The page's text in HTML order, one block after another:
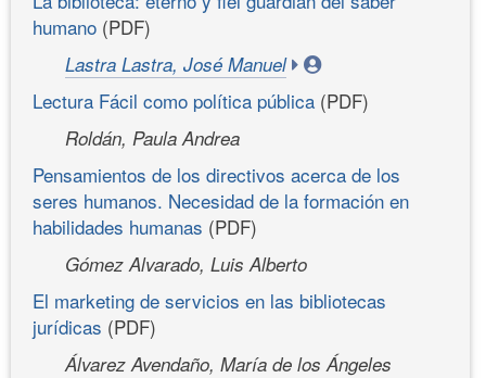
humano (PDF)
Lastra Lastra, José Manuel
Lectura Fácil como política pública (PDF)
Roldán, Paula Andrea
Pensamientos de los directivos acerca de los
seres humanos. Necesidad de la formación en
habilidades humanas (PDF)
Gómez Alvarado, Luis Alberto
El marketing de servicios en las bibliotecas
jurídicas (PDF)
Álvarez Avendaño, María de los Ángeles